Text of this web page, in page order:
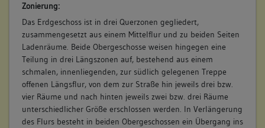
Zonierung:
Das Erdgeschoss ist in drei Querzonen gegliedert,
zusammengesetzt aus einem Mittelflur und zu beiden Seiten
Ladenräume. Beide Obergeschosse weisen hingegen eine
Teilung in drei Längszonen auf, bestehend aus einem
schmalen, innenliegenden, zur südlich gelegenen Treppe
offenen Längsflur, von dem zur Straße hin jeweils drei bzw.
vier Räume und nach hinten jeweils zwei bzw. drei Räume
unterschiedlicher Größe erschlossen werden. In Verlängerung
des Flurs besteht in beiden Obergeschossen ein Übergang ins